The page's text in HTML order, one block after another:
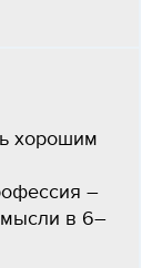
хорошим
–
мысли в 6–